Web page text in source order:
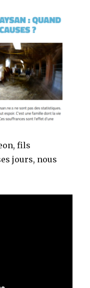
fils
jours, nous